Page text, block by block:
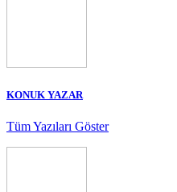
KONUK YAZAR
Tüm Yazıları Göster